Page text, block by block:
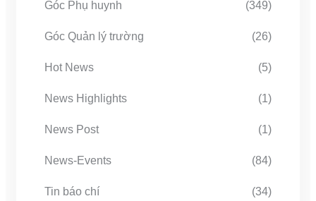
Góc Phụ huynh (349)
Góc Quản lý trường (26)
Hot News (5)
News Highlights (1)
News Post (1)
News-Events (84)
Tin báo chí (34)